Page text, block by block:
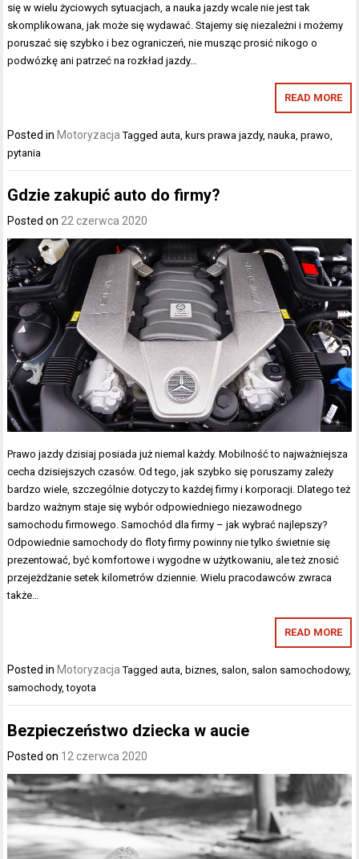
się w wielu życiowych sytuacjach, a nauka jazdy wcale nie jest tak
skomplikowana, jak może się wydawać. Stajemy się niezależni i możemy
poruszać się szybko i bez ograniczeń, nie musząc prosić nikogo o
podwózkę ani patrzeć na rozkład jazdy…
READ MORE
Posted in Motoryzacja Taggedauta kurs prawa jazdy,nauka ,prawo
pytania
Gdzie zakupić auto do firmy?
Posted on22 czerwca 2020
Prawo jazdy dzisiaj posiada już niemal każdy. Mobilność to najważniejsza
cecha dzisiejszych czasów. Od tego, jak szybko się poruszamy zależy
bardzo wiele, szczególnie dotyczy to każdej firmy i korporacji. Dlatego też
bardzo ważnym staje się wybór odpowiedniego niezawodnego
samochodu firmowego. Samochód dla firmy – jak wybrać najlepszy?
Odpowiednie samochody do floty firmy powinny nie tylko świetnie się
prezentować, być komfortowe i wygodne w użytkowaniu, ale też znosić
przejeżdżanie setek kilometrów dziennie. Wielu pracodawców zwraca
także…
READ MORE
Posted in Motoryzacja Taggedauta, biznes, salon, salon samochodowy,
samochody,toyota
Bezpieczeństwo dziecka w aucie
Posted on 12 czerwca 2020